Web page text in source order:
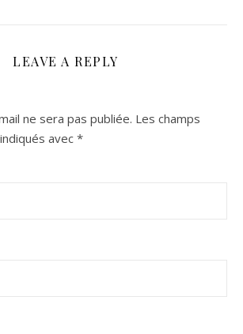
LEAVE A REPLY
ne sera pas publiée. Les champs
avec *